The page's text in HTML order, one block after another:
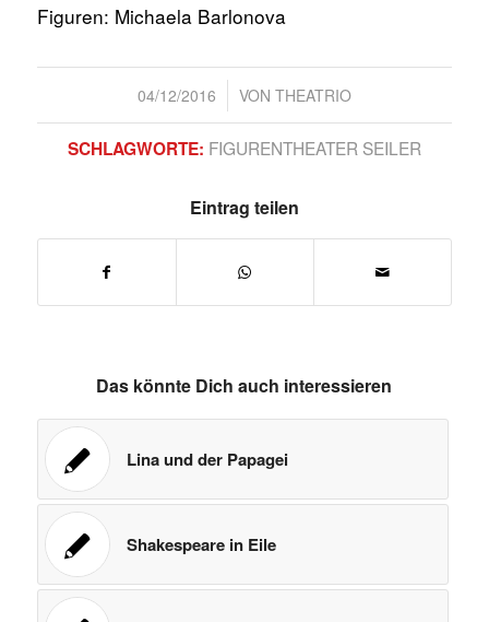
Figuren: Michaela Barlonova
04/12/2016
/ VON THEATRIO
SCHLAGWORTE: FIGURENTHEATER SEILER
Eintrag teilen
Das könnte Dich auch interessieren
Lina und der Papagei
Shakespeare in Eile